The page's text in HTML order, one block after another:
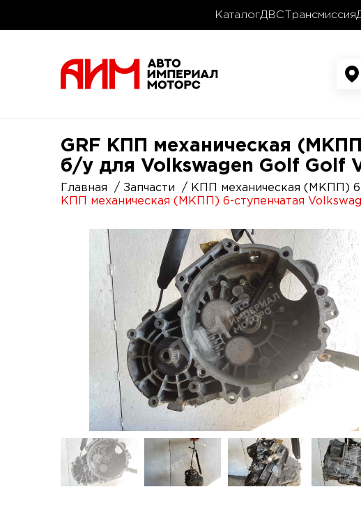
КаталогДВС Трансмиссия
GRF КПП механическая
б/у для Volkswagen Golf Golf
Главная Запчасти КПП механическая (МКПП) 6-
КПП механическая (МКПП) 6-ступенчатая